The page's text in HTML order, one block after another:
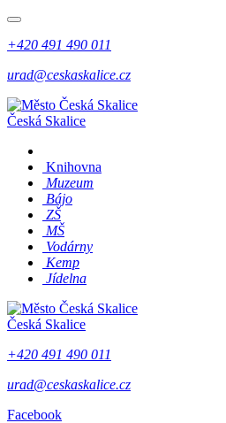
+420 491 490 011
urad@ceskaskalice.cz
Česká Skalice
Knihovna
Muzeum
Bájo
ZŠ
MŠ
Vodárny
Kemp
Jídelna
Česká Skalice
+420 491 490 011
urad@ceskaskalice.cz
Facebook